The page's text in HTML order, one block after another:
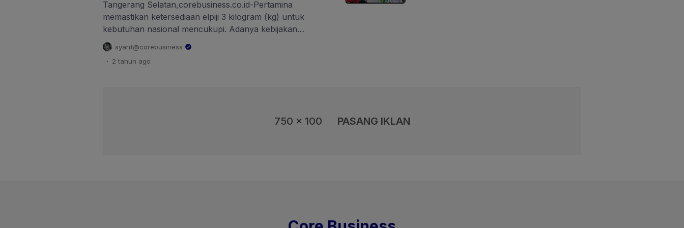
Tangerang Selatan,corebusiness.co.id-Pertamina
memastikan ketersediaan elpiji 3 kilogram (kg) untuk
kebutuhan nasional mencukupi. Adanya kebijakan
penghentian penjualan di tingkat pengecer, menyebabkan
antrean panjang warga yang ingin membeli di agen resmi
Pertamina. Senin malam, (3/1/2025) pukul 18.30 WIB, Yani
syarif@corebusiness
. 2 tahun ago
750 x 100 PASANG IKLAN